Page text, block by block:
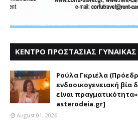
ΚΕΝΤΡΟ ΠΡΟΣΤΑΣΙΑΣ
Ρούλα Γκριέλα
ενδοοικογενειακή βία
είναι
asterodeia.gr]
August 01, 2026